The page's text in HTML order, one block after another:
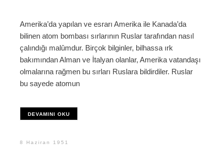
Amerika’da yapılan ve esrarı Amerika ile Kanada’da
bilinen atom bombası sırlarının Ruslar tarafından nasıl
çalındığı malûmdur. Birçok bilginler, bilhassa ırk
bakımından Alman ve İtalyan olanlar, Amerika vatandaşı
olmalarına rağmen bu sırları Ruslara bildirdiler. Ruslar
bu sayede atomun
DEVAMINI OKU
8 Haziran 1951